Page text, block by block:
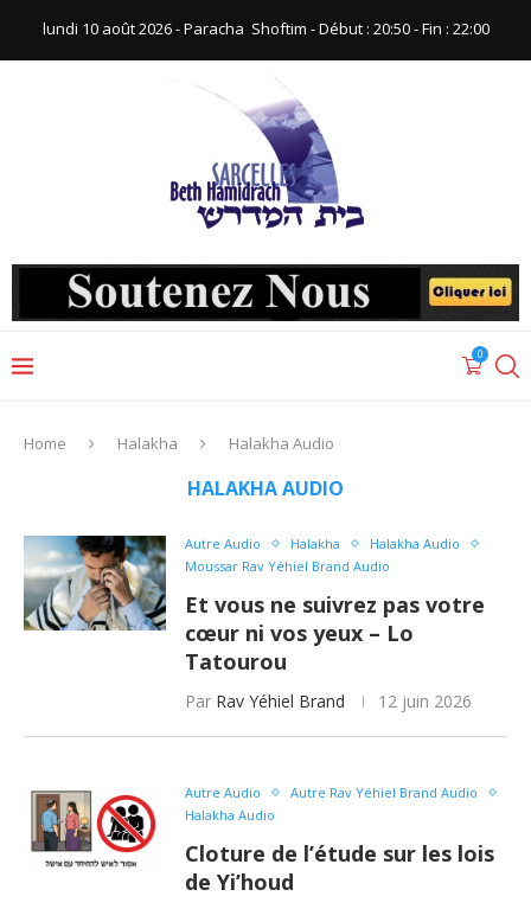
lundi 10 août 2026 - Paracha ‪ Shoftim‬ - Début : 20:50‬ - Fin : ‪22:00‬
0
Home Halakha Halakha Audio
HALAKHA AUDIO
Autre Audio Halakha
Halakha Audio
Moussar Rav Yéhiel Brand Audio
Et vous ne suivrez pas votre
cœur ni vos yeux – Lo
Tatourou
Par Rav Yéhiel Brand 12 juin 2026
Autre Audio
Autre Rav Yéhiel Brand Audio
Halakha Audio
Cloture de l’étude sur les lois
de Yi’houd